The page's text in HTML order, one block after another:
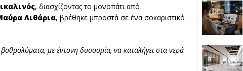
, διασχίζοντας το μονοπάτι από
Λιθάρια, βρέθηκε μπροστά σε ένα σοκαριστικό
με έντονη δυσοσμία, να καταλήγει στα νερά